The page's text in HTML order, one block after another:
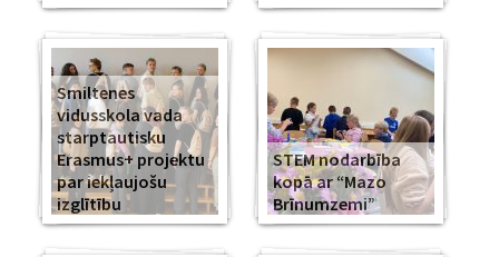
Smiltenes
vidusskola vada
starptautisku
Erasmus+ projektu
par iekļaujošu
izglītību
STEM nodarbība
kopā ar “Mazo
Brīnumzemi”